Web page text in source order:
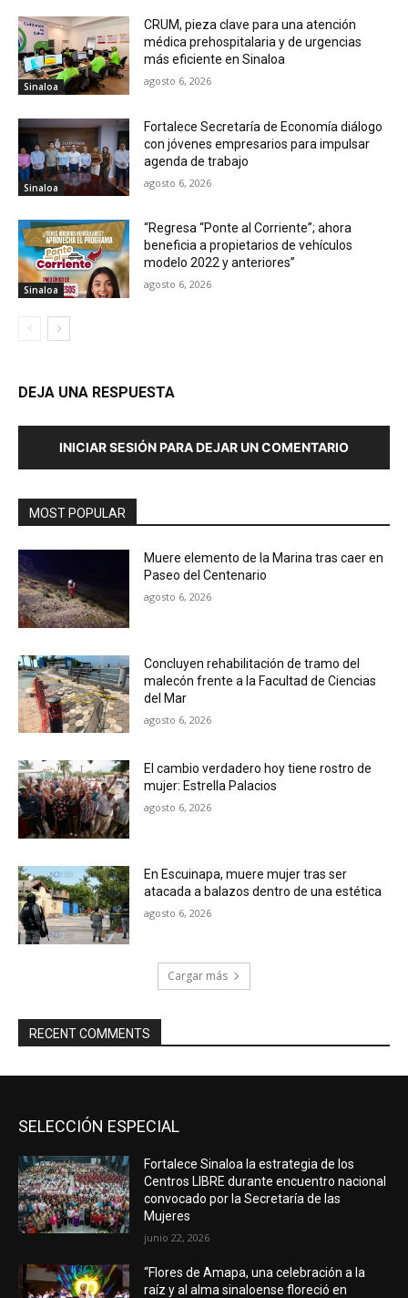
Sinaloa
CRUM, pieza clave para una atención
médica prehospitalaria y de urgencias
más eficiente en Sinaloa
agosto 6, 2026
Sinaloa
Fortalece Secretaría de Economía diálogo
con jóvenes empresarios para impulsar
agenda de trabajo
agosto 6, 2026
Sinaloa
“Regresa “Ponte al Corriente”; ahora
beneficia a propietarios de vehículos
modelo 2022 y anteriores”
agosto 6, 2026
DEJA UNA RESPUESTA
INICIAR SESIÓN PARA DEJAR UN COMENTARIO
MOST POPULAR
Muere elemento de la Marina tras caer en
Paseo del Centenario
agosto 6, 2026
Concluyen rehabilitación de tramo del
malecón frente a la Facultad de Ciencias
del Mar
agosto 6, 2026
El cambio verdadero hoy tiene rostro de
mujer: Estrella Palacios
agosto 6, 2026
En Escuinapa, muere mujer tras ser
atacada a balazos dentro de una estética
agosto 6, 2026
Cargar más
RECENT COMMENTS
SELECCIÓN ESPECIAL
Fortalece Sinaloa la estrategia de los
Centros LIBRE durante encuentro nacional
convocado por la Secretaría de las
Mujeres
junio 22, 2026
“Flores de Amapa, una celebración a la
raíz y al alma sinaloense floreció en